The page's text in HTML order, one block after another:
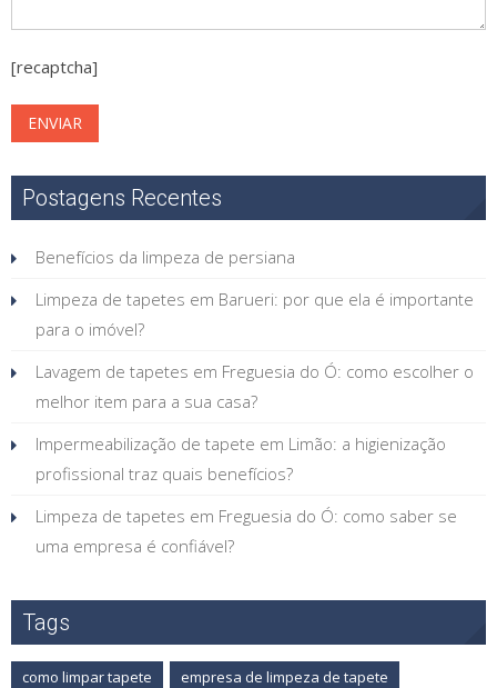
[recaptcha]
Postagens Recentes
Benefícios da limpeza de persiana
Limpeza de tapetes em Barueri: por que ela é importante
para o imóvel?
Lavagem de tapetes em Freguesia do Ó: como escolher o
melhor item para a sua casa?
Impermeabilização de tapete em Limão: a higienização
profissional traz quais benefícios?
Limpeza de tapetes em Freguesia do Ó: como saber se
uma empresa é confiável?
Tags
como limpar tapete
empresa de limpeza de tapete